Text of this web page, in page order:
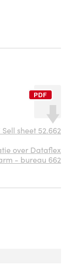
sheet 52.662
over Dataflex
- bureau 662